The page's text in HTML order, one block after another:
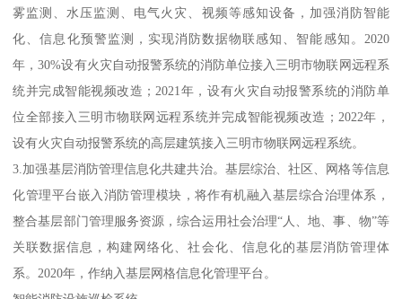
雾监测、水压监测、电气火灾、视频等感知设备，加强消防智能
化、信息化预警监测，实现消防数据物联感知、智能感知。2020
年，30%设有火灾自动报警系统的消防单位接入三明市物联网远程系
统并完成智能视频改造；2021年，设有火灾自动报警系统的消防单
位全部接入三明市物联网远程系统并完成智能视频改造；2022年，
设有火灾自动报警系统的高层建筑接入三明市物联网远程系统。
3.加强基层消防管理信息化共建共治。基层综治、社区、网格等信息
化管理平台嵌入消防管理模块，将作有机融入基层综合治理体系，
整合基层部门管理服务资源，综合运用社会治理“人、地、事、物”等
关联数据信息，构建网络化、社会化、信息化的基层消防管理体
系。2020年，作纳入基层网格信息化管理平台。